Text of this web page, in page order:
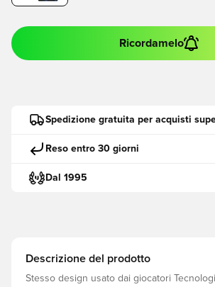
Ricordamelo
Spedizione gratuita per acquisti
Reso entro 30 giorni
Dal 1995
Descrizione del prodotto
Stesso design usato dai giocatori